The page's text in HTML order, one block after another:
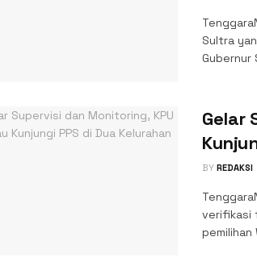
Sultra
Gubernur
Gelar
BY REDAKSI
verifikasi
pemilihan